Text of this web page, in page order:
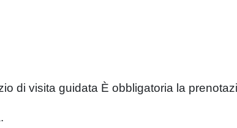
di visita guidata È obbligatoria la